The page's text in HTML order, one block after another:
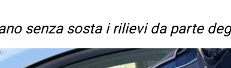
senza sosta i rilievi da parte